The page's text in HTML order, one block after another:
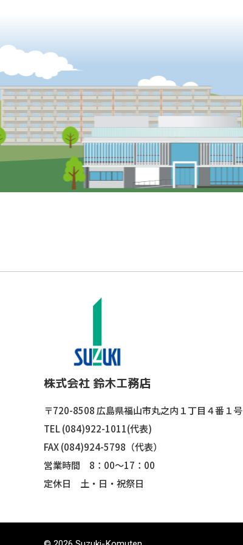
株式会社 鈴木工務店
〒720-8508 広島県福山市丸之内１丁目４番１号
TEL (084)922-1011(代表)
FAX (084)924-5798（代表）
営業時間 8：00〜17：00
定休日 土・日・祝祭日